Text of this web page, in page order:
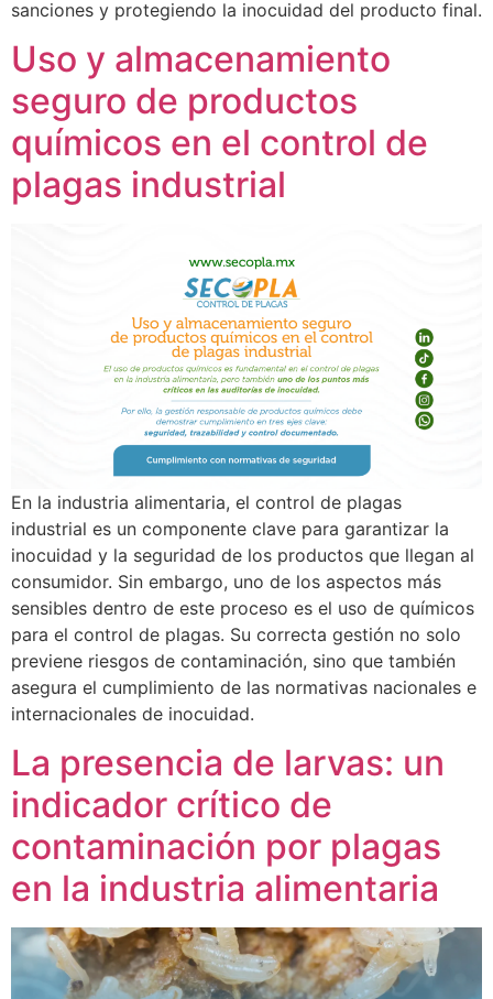
sanciones y protegiendo la inocuidad del producto final.
Uso y almacenamiento
seguro de productos
químicos en el control de
plagas industrial
En la industria alimentaria, el control de plagas
industrial es un componente clave para garantizar la
inocuidad y la seguridad de los productos que llegan al
consumidor. Sin embargo, uno de los aspectos más
sensibles dentro de este proceso es el uso de químicos
para el control de plagas. Su correcta gestión no solo
previene riesgos de contaminación, sino que también
asegura el cumplimiento de las normativas nacionales e
internacionales de inocuidad.
La presencia de larvas: un
indicador crítico de
contaminación por plagas
en la industria alimentaria